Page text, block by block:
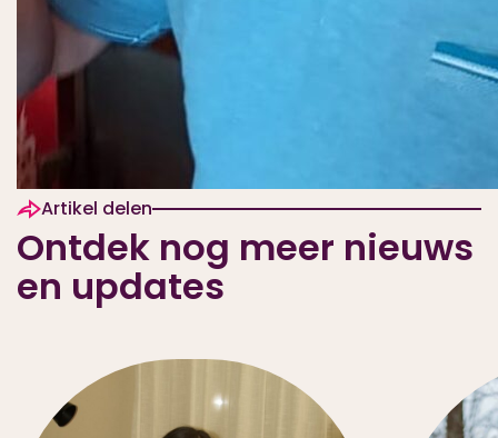
Artikel delen
Ontdek nog meer nieuws
en updates